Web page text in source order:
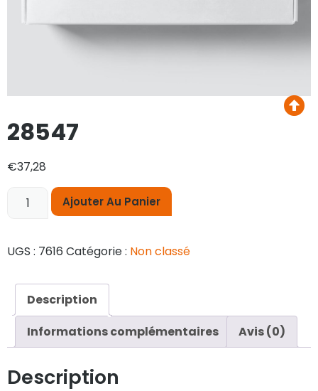
28547
€37,28
Ajouter Au Panier
UGS : 7616 Catégorie : Non classé
Description
Informations complémentaires
Avis (0)
Description